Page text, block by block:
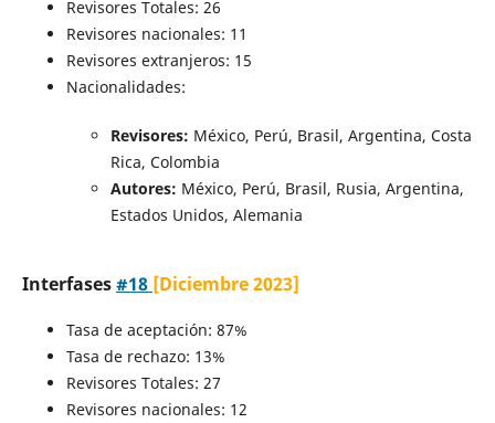
Revisores Totales: 26
Revisores nacionales: 11
Revisores extranjeros: 15
Nacionalidades:
Revisores: México, Perú, Brasil, Argentina, Costa
Rica, Colombia
Autores: México, Perú, Brasil, Rusia, Argentina,
Estados Unidos, Alemania
Interfases#18 [Diciembre 2023]
Tasa de aceptación: 87%
Tasa de rechazo: 13%
Revisores Totales: 27
Revisores nacionales: 12